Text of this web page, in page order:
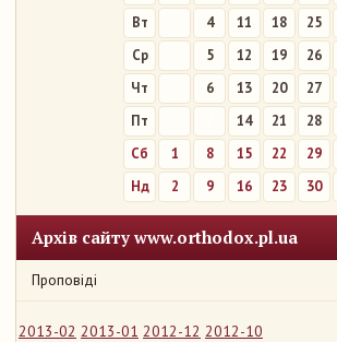
Вт
4 11 18
25
Ср
5 12 19
26
Чт
6 13 20
27
Пт
14 21
28
Сб
1 8 15 22
29
Нд
2 9 16 23 30
Архів сайту www.orthodox.pl.ua
Проповіді
2013-02 2013-01 2012-12 2012-10